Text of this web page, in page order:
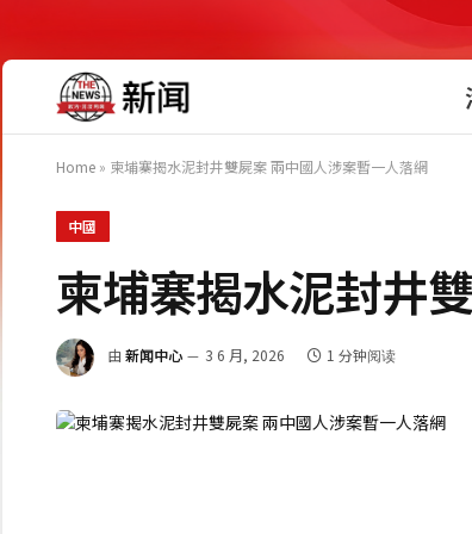
Home » 柬埔寨揭水泥封井雙屍案 兩中國人涉案暫一人落網
中國
柬埔寨揭水泥封井
由 新闻中心 3 6 月, 2026 1 分钟阅读